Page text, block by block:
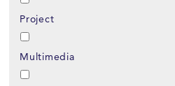
Project
Multimedia